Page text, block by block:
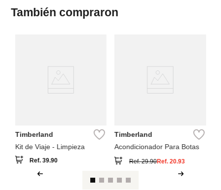
También compraron
Timberland
Kit de Viaje - Limpieza
Ref.39.90
Timberland
Acondicionador Para Botas
Ref.29.90Ref.20.93